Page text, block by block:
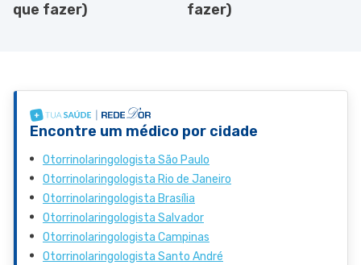
que fazer)
fazer)
Encontre um médico por cidade
Otorrinolaringologista São Paulo
Otorrinolaringologista Rio de Janeiro
Otorrinolaringologista Brasília
Otorrinolaringologista Salvador
Otorrinolaringologista Campinas
Otorrinolaringologista Santo André